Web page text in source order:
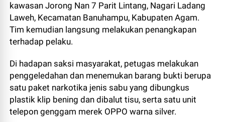
kawasan Jorong Nan 7 Parit Lintang, Nagari Ladang
Laweh, Kecamatan Banuhampu, Kabupaten Agam.
Tim kemudian langsung melakukan penangkapan
terhadap pelaku.
Di hadapan saksi masyarakat, petugas melakukan
penggeledahan dan menemukan barang bukti berupa
satu paket narkotika jenis sabu yang dibungkus
plastik klip bening dan dibalut tisu, serta satu unit
telepon genggam merek OPPO warna silver.